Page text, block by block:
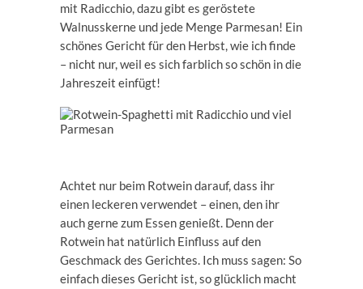
mit Radicchio, dazu gibt es geröstete
Walnusskerne und jede Menge Parmesan! Ein
schönes Gericht für den Herbst, wie ich finde
– nicht nur, weil es sich farblich so schön in die
Jahreszeit einfügt!
Achtet nur beim Rotwein darauf, dass ihr
einen leckeren verwendet – einen, den ihr
auch gerne zum Essen genießt. Denn der
Rotwein hat natürlich Einfluss auf den
Geschmack des Gerichtes. Ich muss sagen: So
einfach dieses Gericht ist, so glücklich macht